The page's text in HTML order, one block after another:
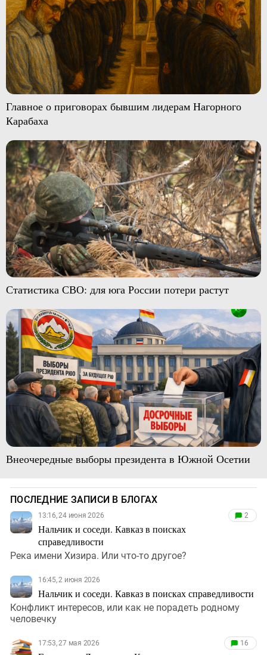
Главное о приговорах бывшим лидерам Нагорного
Карабаха
Статистика СВО: для юга России потери растут
Внеочередные выборы президента в Южной Осетии
ПОСЛЕДНИЕ ЗАПИСИ В БЛОГАХ
13:16, 24 июня 2026
Нальчик и соседи. Кавказ в поисках
справедливости
2
Река имени Хизира. Или что-то другое?
16:45, 2 июня 2026
Нальчик и соседи. Кавказ в поисках справедливости
Конфликт интересов, или как не порадеть родному
человечку
17:53, 27 мая 2026 16